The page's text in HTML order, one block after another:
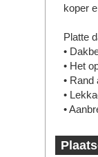
koper
Platte
•
• Het
• Rand
•
•